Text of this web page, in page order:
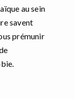
au sein
savent
prémunir